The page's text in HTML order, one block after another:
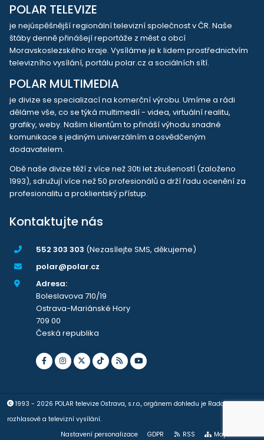
POLAR TELEVIZE
je nejúspěšnější regionální televizní společnost v ČR. Naše
štáby denně přinášejí reportáže z měst a obcí
Moravskoslezského kraje. Vysíláme je k lidem prostřednictvím
televizního vysílání, portálu polar.cz a sociálních sítí.
POLAR MULTIMEDIA
je divize se specializací na komerční výrobu. Umíme a rádi
děláme vše, co se týká multimedií - videa, virtuální realitu,
grafiky, weby. Našim klientům to přináší výhodu snadné
komunikace s jediným univerzálním a osvědčeným
dodavatelem.
Obě naše divize těží z více než 30ti let zkušeností (založeno
1993), sdružují více než 50 profesionálů a drží řadu ocenění za
profesionalitu a proklientský přístup.
Kontaktujte nás
552 303 303 (Nezasílejte SMS, děkujeme)
polar@polar.cz
Adresa:
Boleslavova 710/19
Ostrava-Mariánské Hory
709 00
Česká republika
1993 - 2026 POLAR televize Ostrava, s.r.o., orgánem dohledu je Rada pro
rozhlasové a televizní vysílání.
Nastavení personalizace
GDPR RSS Mapa stránek